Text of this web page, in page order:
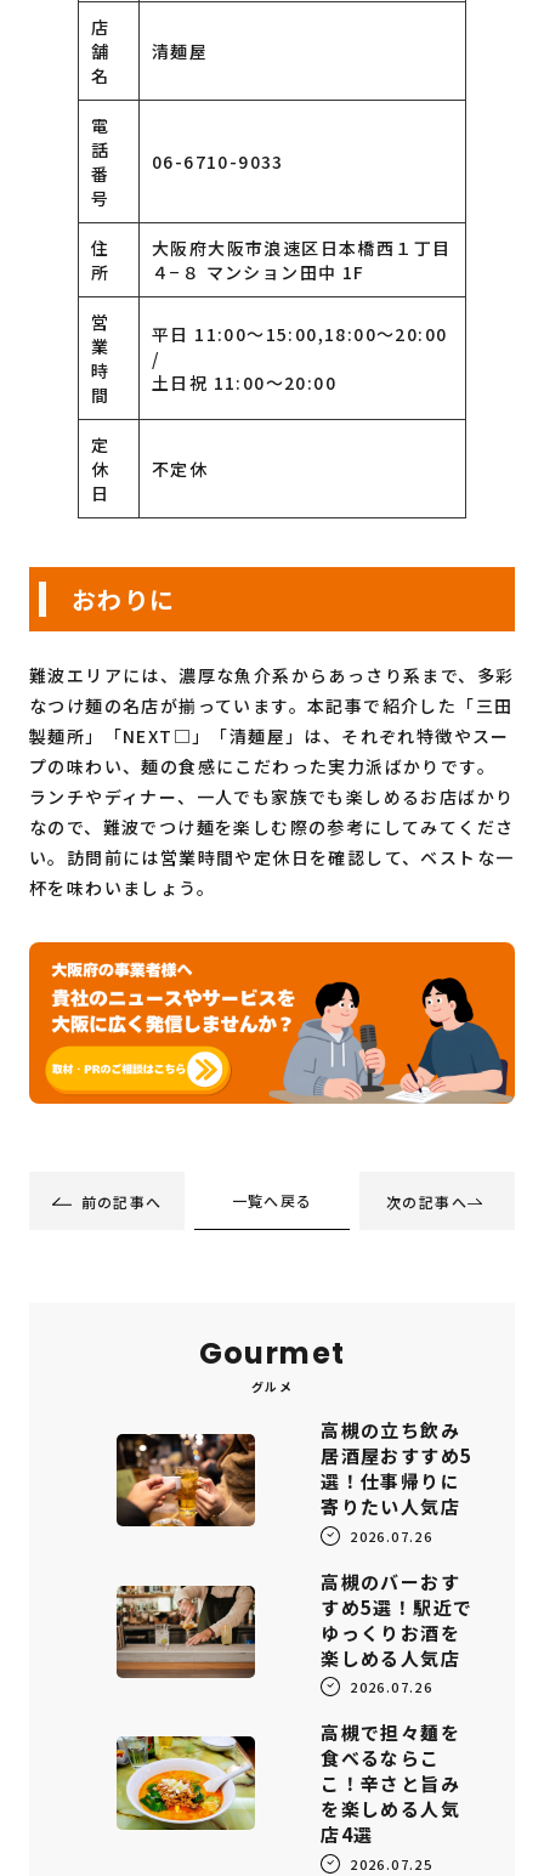
店
舗
名
清麺屋
電
話
番
号
06-6710-9033
住
所
大阪府大阪市浪速区日本橋西１丁目
４−８ マンション田中 1F
営
業
時
間
平日 11:00〜15:00,18:00〜20:00
/
土日祝 11:00〜20:00
定
休
日
不定休
おわりに
難波エリアには、濃厚な魚介系からあっさり系まで、多彩
なつけ麺の名店が揃っています。本記事で紹介した「三田
製麺所」「NEXT□」「清麺屋」は、それぞれ特徴やスー
プの味わい、麺の食感にこだわった実力派ばかりです。
ランチやディナー、一人でも家族でも楽しめるお店ばかり
なので、難波でつけ麺を楽しむ際の参考にしてみてくださ
い。訪問前には営業時間や定休日を確認して、ベストな一
杯を味わいましょう。
前の記事へ 一覧へ戻る 次の記事へ
Gourmet
グルメ
高槻の立ち飲み
居酒屋おすすめ5
選！仕事帰りに
寄りたい人気店
2026.07.26
高槻のバーおす
すめ5選！駅近で
ゆっくりお酒を
楽しめる人気店
2026.07.26
高槻で担々麺を
食べるならこ
こ！辛さと旨み
を楽しめる人気
店4選
2026.07.25